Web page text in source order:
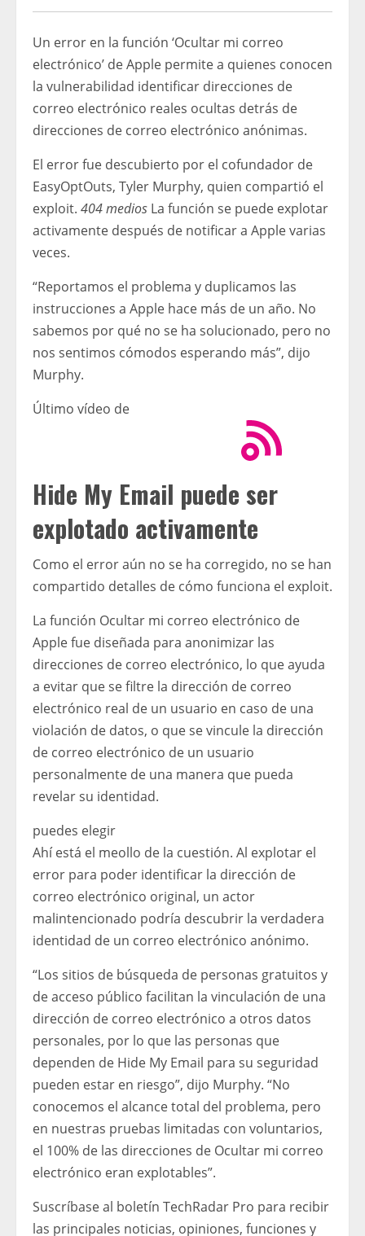
Un error en la función ‘Ocultar mi correo
electrónico’ de Apple permite a quienes conocen
la vulnerabilidad identificar direcciones de
correo electrónico reales ocultas detrás de
direcciones de correo electrónico anónimas.
El error fue descubierto por el cofundador de
EasyOptOuts, Tyler Murphy, quien compartió el
exploit. 404 medios La función se puede explotar
activamente después de notificar a Apple varias
veces.
“Reportamos el problema y duplicamos las
instrucciones a Apple hace más de un año. No
sabemos por qué no se ha solucionado, pero no
nos sentimos cómodos esperando más”, dijo
Murphy.
Último vídeo de
Hide My Email puede ser
explotado activamente
Como el error aún no se ha corregido, no se han
compartido detalles de cómo funciona el exploit.
La función Ocultar mi correo electrónico de
Apple fue diseñada para anonimizar las
direcciones de correo electrónico, lo que ayuda
a evitar que se filtre la dirección de correo
electrónico real de un usuario en caso de una
violación de datos, o que se vincule la dirección
de correo electrónico de un usuario
personalmente de una manera que pueda
revelar su identidad.
puedes elegir
Ahí está el meollo de la cuestión. Al explotar el
error para poder identificar la dirección de
correo electrónico original, un actor
malintencionado podría descubrir la verdadera
identidad de un correo electrónico anónimo.
“Los sitios de búsqueda de personas gratuitos y
de acceso público facilitan la vinculación de una
dirección de correo electrónico a otros datos
personales, por lo que las personas que
dependen de Hide My Email para su seguridad
pueden estar en riesgo”, dijo Murphy. “No
conocemos el alcance total del problema, pero
en nuestras pruebas limitadas con voluntarios,
el 100% de las direcciones de Ocultar mi correo
electrónico eran explotables”.
Suscríbase al boletín TechRadar Pro para recibir
las principales noticias, opiniones, funciones y